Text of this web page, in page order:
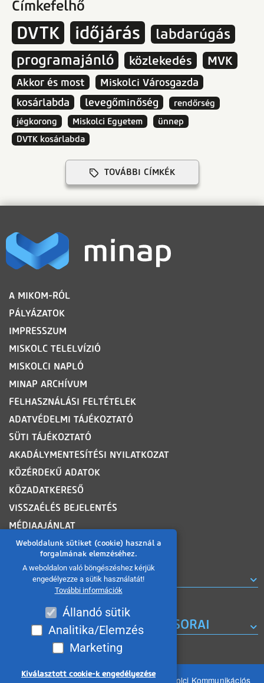
Weboldalunk sütiket (cookie) használ a
forgalmának elemzéséhez.
A weboldalon való böngészéshez kérjük
engedélyezze a sütik használatát!
További információk
Állandó sütik
Analitika/Elemzés
Marketing
Kiválasztott cookie-k engedélyezése
Címkefelhő
DVTK időjárás
labdarúgás
programajánló
közlekedés MVK
Akkor és most
Miskolci Városgazda
kosárlabda
levegőminőség
rendőrség
jégkorong
Miskolci Egyetem
ünnep
DVTK kosárlabda
TOVÁBBI CÍMKÉK
LÁBLÉC
A MIKOM-RÓL
PÁLYÁZATOK
IMPRESSZUM
MISKOLC TELELVÍZIÓ
MISKOLCI NAPLÓ
MINAP ARCHÍVUM
FELHASZNÁLÁSI FELTÉTELEK
ADATVÉDELMI TÁJÉKOZTATÓ
SÜTI TÁJÉKOZTATÓ
AKADÁLYMENTESÍTÉSI NYILATKOZAT
KÖZÉRDEKŰ ADATOK
KÖZADATKERESŐ
VISSZAÉLÉS BEJELENTÉS
MÉDIAAJÁNLAT
OLDALTÉRKÉP
ROVATOK
A MISKOLC TV KORÁBBI MŰSORAI
Minden jog fenntartva 2026 © MIKOM Miskolci Kommunikációs